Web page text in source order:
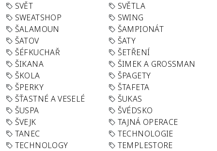
SVĚT
SVĚTLA
SWEATSHOP
SWING
ŠALAMOUN
ŠAMPIONÁT
ŠATOV
ŠATY
ŠÉFKUCHAŘ
ŠETŘENÍ
ŠIKANA
ŠIMEK A GROSSMAN
ŠKOLA
ŠPAGETY
ŠPERKY
ŠTAFETA
ŠŤASTNÉ A VESELÉ
ŠUKAS
ŠUSPA
ŠVÉDSKO
ŠVEJK
TAJNÁ OPERACE
TANEC
TECHNOLOGIE
TECHNOLOGY
TEMPLESTORE